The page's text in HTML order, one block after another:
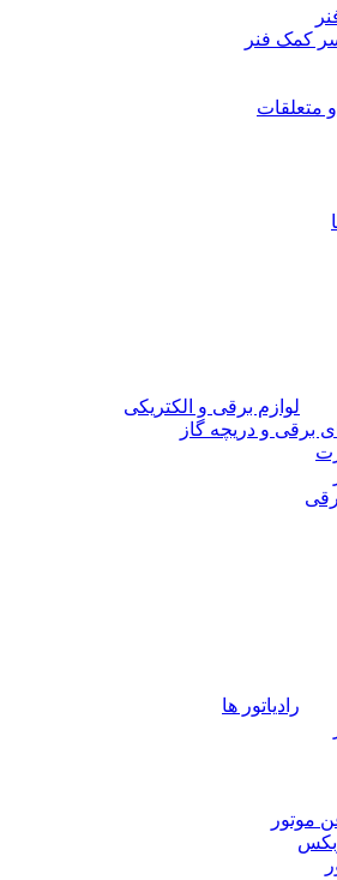
کمک فنر
متعلقات
لوازم برقی و الکتریکی
برقی و دریچه گاز
رادیاتور ها
موتور